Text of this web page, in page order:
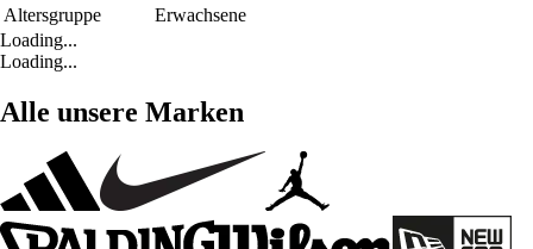
Altersgruppe
Erwachsene
Loading...
Loading...
Alle unsere Marken